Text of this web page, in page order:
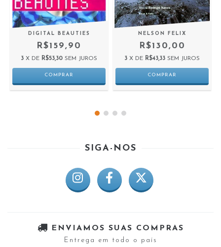
DIGITAL BEAUTIES
R$159,90
3 X DE R$53,30 SEM JUROS
NELSON FELIX
R$130,00
3 X DE R$43,33 SEM JUROS
SIGA-NOS
ENVIAMOS SUAS COMPRAS
Entrega em todo o país